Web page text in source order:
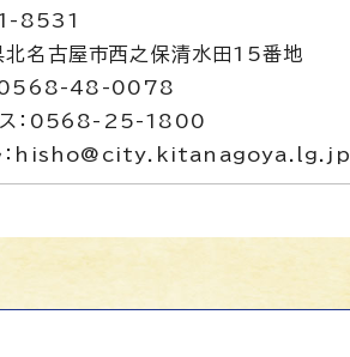
8531
北名古屋市西之保清水田15番地
0568-48-0078
ス：0568-25-1800
：hisho@city.kitanagoya.lg.jp